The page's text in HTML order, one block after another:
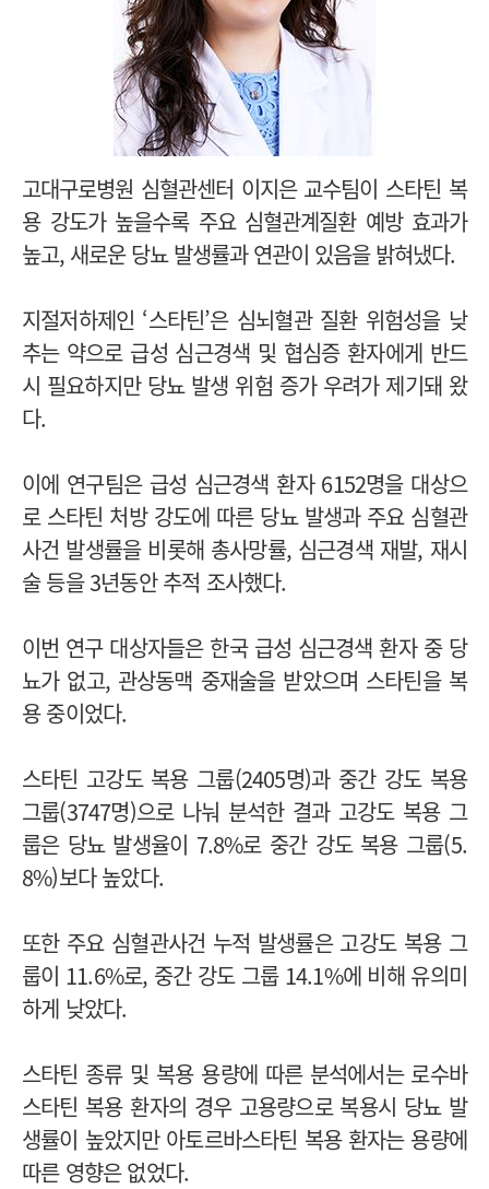
고대구로병원 심혈관센터 이지은 교수팀이 스타틴 복
용 강도가 높을수록 주요 심혈관계질환 예방 효과가
높고, 새로운 당뇨 발생률과 연관이 있음을 밝혀냈다.
지절저하제인 ‘스타틴’은 심뇌혈관 질환 위험성을 낮
추는 약으로 급성 심근경색 및 협심증 환자에게 반드
시 필요하지만 당뇨 발생 위험 증가 우려가 제기돼 왔
다.
이에 연구팀은 급성 심근경색 환자 6152명을 대상으
로 스타틴 처방 강도에 따른 당뇨 발생과 주요 심혈관
사건 발생률을 비롯해 총사망률, 심근경색 재발, 재시
술 등을 3년동안 추적 조사했다.
이번 연구 대상자들은 한국 급성 심근경색 환자 중 당
뇨가 없고, 관상동맥 중재술을 받았으며 스타틴을 복
용 중이었다.
스타틴 고강도 복용 그룹(2405명)과 중간 강도 복용
그룹(3747명)으로 나눠 분석한 결과 고강도 복용 그
룹은 당뇨 발생율이 7.8%로 중간 강도 복용 그룹(5.
8%)보다 높았다.
또한 주요 심혈관사건 누적 발생률은 고강도 복용 그
룹이 11.6%로, 중간 강도 그룹 14.1%에 비해 유의미
하게 낮았다.
스타틴 종류 및 복용 용량에 따른 분석에서는 로수바
스타틴 복용 환자의 경우 고용량으로 복용시 당뇨 발
생률이 높았지만 아토르바스타틴 복용 환자는 용량에
따른 영향은 없었다.